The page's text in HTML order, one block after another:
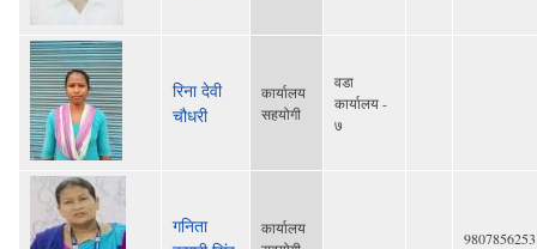
रिना देवी
चौधरी
कार्यालय
सहयोगी
वडा
कार्यालय -
७
गनिता
कार्यालय
9807856253